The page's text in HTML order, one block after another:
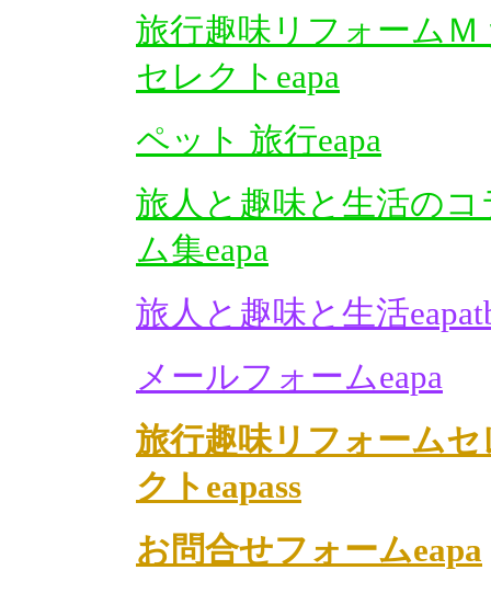
旅行趣味リフォームＭ
セレクトeapa
ペット 旅行eapa
旅人と趣味と生活のコ
ム集eapa
旅人と趣味と生活
メールフォームeapa
旅行趣味リフォームセ
クトeapass
お問合せフォームeapa